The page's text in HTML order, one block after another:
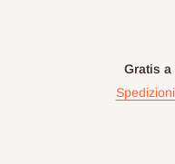
Gratis a